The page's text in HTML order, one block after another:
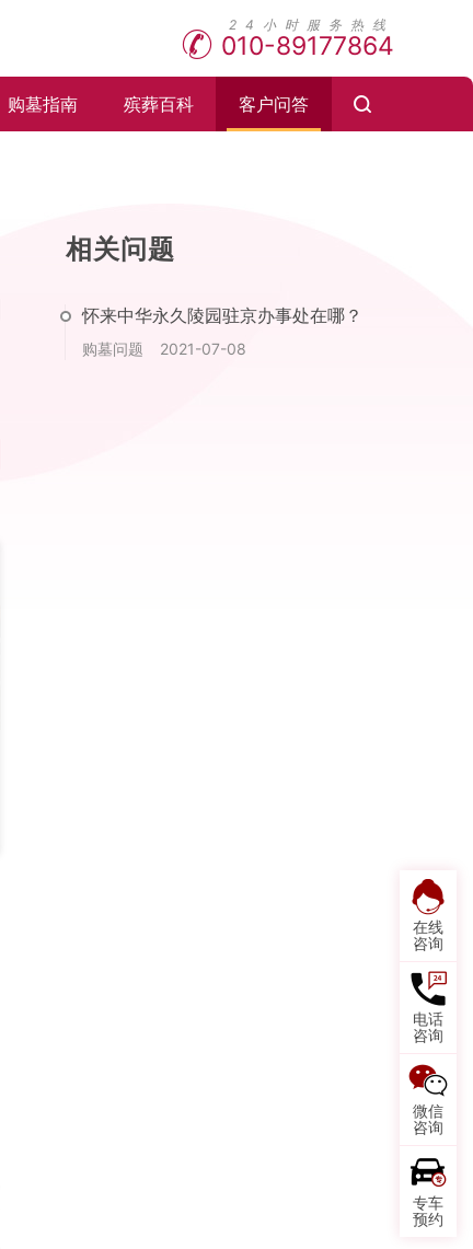
010-89177864
购墓指南 殡葬百科 客户问答
在线
咨询
电话
咨询
微信
咨询
专车
预约
相关问题
怀来中华永久陵园驻京办事处在哪？
购墓问题 2021-07-08